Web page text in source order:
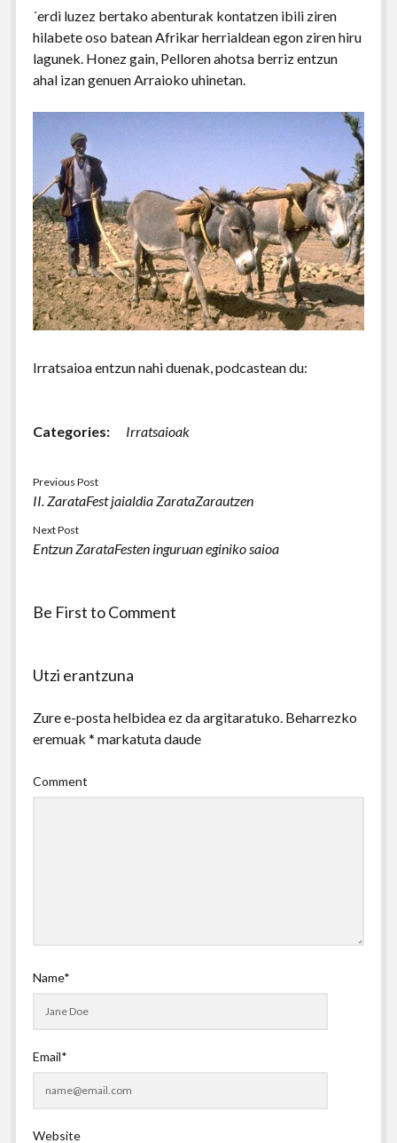
´erdi luzez bertako abenturak kontatzen ibili ziren
hilabete oso batean Afrikar herrialdean egon ziren hiru
lagunek. Honez gain, Pelloren ahotsa berriz entzun
ahal izan genuen Arraioko uhinetan.
Irratsaioa entzun nahi duenak, podcastean du:
Categories: Irratsaioak
Previous Post
II. ZarataFest jaialdia ZarataZarautzen
Next Post
Entzun ZarataFesten inguruan eginiko saioa
Be First to Comment
Utzi erantzuna
Zure e-posta helbidea ez da argitaratuko. Beharrezko
eremuak * markatuta daude
Comment
Name*
Email*
Website